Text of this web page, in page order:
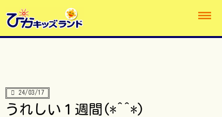
24/03/17
うれしい１週間(*^^*)